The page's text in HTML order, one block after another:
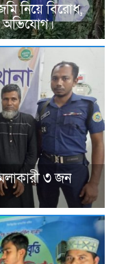
নিয়ে বিরোধ,
অভিযোগ।
৩ জন